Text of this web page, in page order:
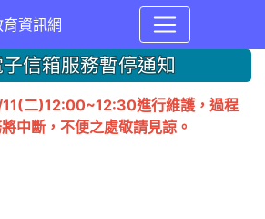
資訊網
信箱服務暫停通知
二)12:00~12:30進行維護，過程
中斷，不便之處敬請見諒。